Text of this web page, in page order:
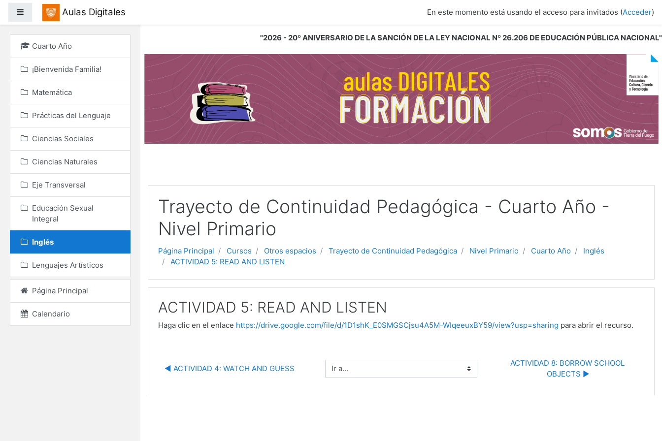
"2026 - 20º ANIVERSARIO DE LA SANCIÓN DE LA LEY NACIONAL Nº 26.206 DE EDUCACIÓN PÚBLICA NACIONAL"
Panel lateralAulas Digitales En este momento está usando el acceso para invitados (Acceder)
Trayecto de Continuidad Pedagógica - Cuarto Año -
Nivel Primario
Página Principal Cursos Otros espacios Trayecto de Continuidad Pedagógica Nivel Primario Cuarto Año
Inglés
ACTIVIDAD 5: READ AND LISTEN
ACTIVIDAD 5: READ AND LISTEN
Haga clic en el enlace https://drive.google.com/file/d/1D1shK_E0SMGSCjsu4A5M-WIqeeuxBY59/view?usp=sharing para abrir el recurso.
◀︎ ACTIVIDAD 4: WATCH AND GUESS Ir a...
ACTIVIDAD 8: BORROW SCHOOL
OBJECTS ▶︎
Cuarto Año
¡Bienvenida Familia!
Matemática
Prácticas del Lenguaje
Ciencias Sociales
Ciencias Naturales
Eje Transversal
Educación Sexual
Integral
Inglés
Lenguajes Artísticos
Página Principal
Calendario